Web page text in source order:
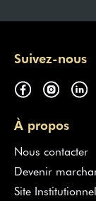
Suivez-nous
À propos
Nous contacter
Devenir
Site Institutionnel